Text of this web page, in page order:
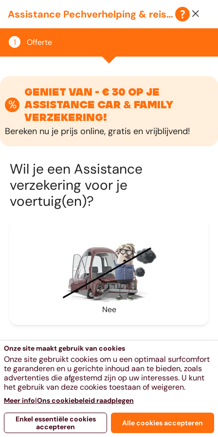
Klantenzone
Assistance Pechverhelping & reisbijstand
Offerte
%
GENIET VAN - € 30 OP JE
ASSISTANCE CAR & FAMILY
VERZEKERING!
Bereken nu je prijs online, gratis en vrijblijvend!
Wil je een Assistance
verzekering voor je
voertuig(en)?
Nee
Ja
Onze site maakt gebruik van cookies
Onze site gebruikt cookies om u een optimaal surfcomfort
te garanderen en u gerichte inhoud aan te bieden, zoals
advertenties die afgestemd zijn op uw interesses. U kunt
het gebruik van deze cookies toestaan of weigeren.
Alle cookies accepteren
Enkel essentiële cookies
accepteren
Meer info|Ons cookiebeleid raadplegen